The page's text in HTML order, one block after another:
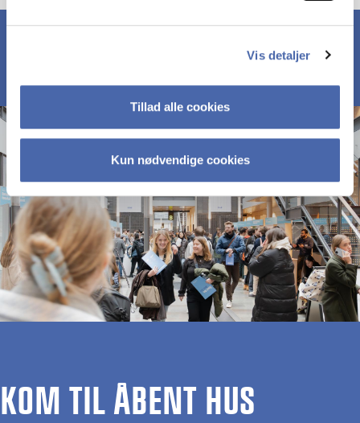
Vis detaljer
Tillad alle cookies
Kun nødvendige cookies
KOM TIL ÅBENT HUS